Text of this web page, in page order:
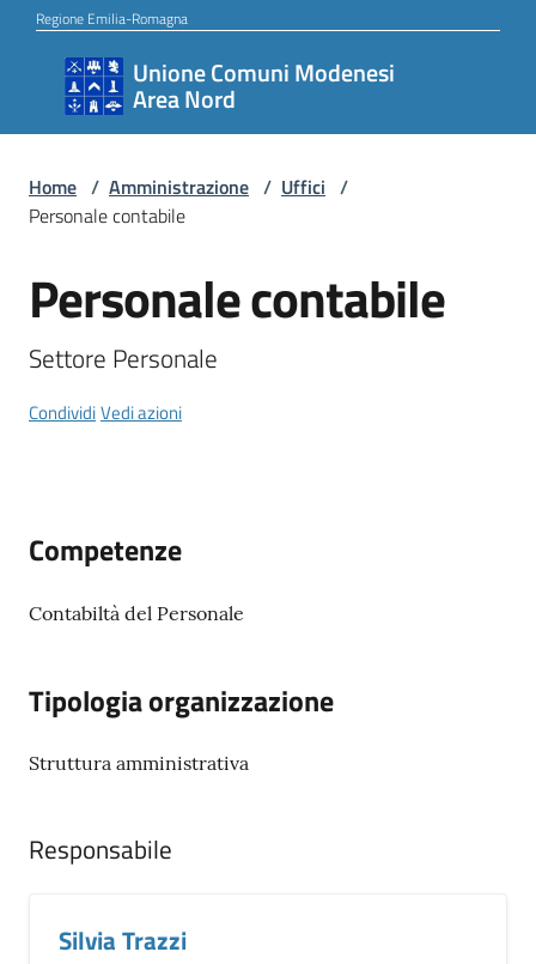
Vai al contenuto
Vai alla navigazione
Vai al footer
Regione Emilia-Romagna
Unione Comuni Modenesi
Area Nord
Unione
Comuni
Area
Nord
Novità
Documenti
Scopri
Home / Amministrazione / Uffici /
Personale contabile
Salta al contenuto
Personale contabile
Settore Personale
CondividiVedi azioni
Competenze
Contabiltà del Personale
Tipologia organizzazione
Struttura amministrativa
Responsabile
Silvia Trazzi